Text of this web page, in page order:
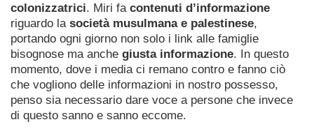
colonizzatrici. Miri fa contenuti d’informazione
riguardo la società musulmana e palestinese,
portando ogni giorno non solo i link alle famiglie
bisognose ma anche giusta informazione. In questo
momento, dove i media ci remano contro e fanno ciò
che vogliono delle informazioni in nostro possesso,
penso sia necessario dare voce a persone che invece
di questo sanno e sanno eccome.